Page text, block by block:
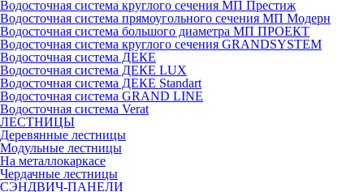
Водосточная система круглого сечения МП Престиж
Водосточная система прямоугольного сечения МП Модерн
Водосточная система большого диаметра МП ПРОЕКТ
Водосточная система круглого сечения GRANDSYSTEM
Водосточная система ДЕКЕ
Водосточная система ДЕКЕ LUX
Водосточная система ДЕКЕ Standart
Водосточная система GRAND LINE
Водосточная система Verat
ЛЕСТНИЦЫ
Деревянные лестницы
Модульные лестницы
На металлокаркасе
Чердачные лестницы
СЭНДВИЧ-ПАНЕЛИ